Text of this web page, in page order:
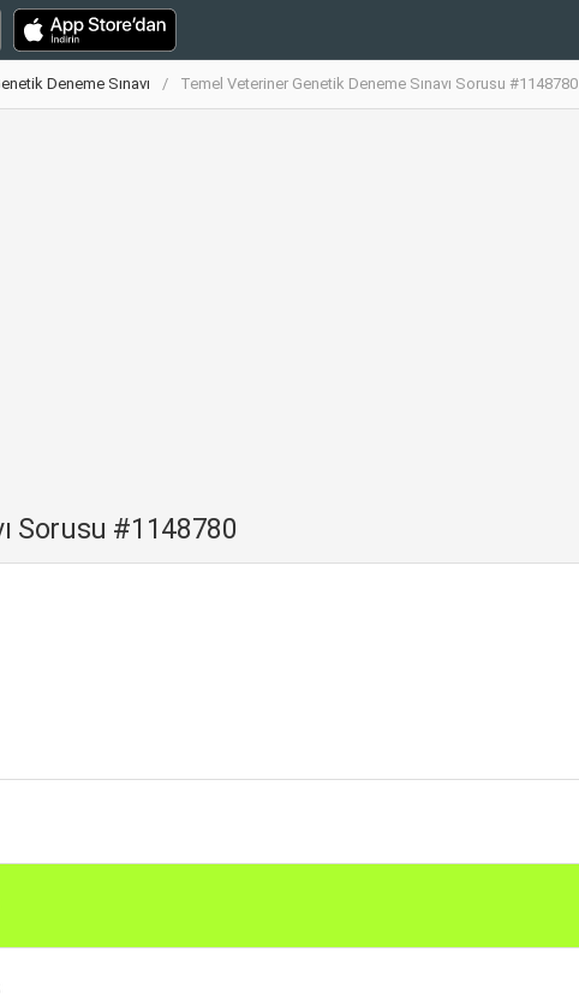
Deneme Sınavı Temel Veteriner Genetik Deneme Sınavı Sorusu #1148780
Sorusu #1148780